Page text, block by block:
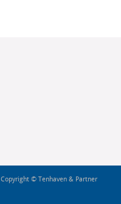
Copyright © Tenhaven & Partner